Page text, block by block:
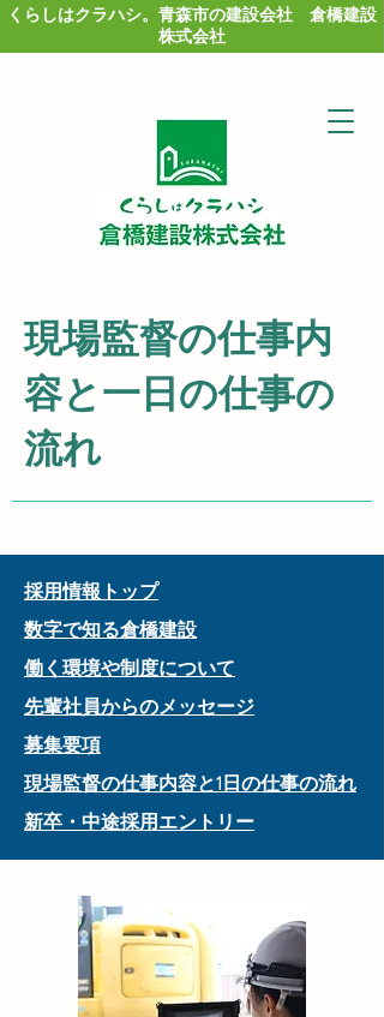
くらしはクラハシ。青森市の建設会社 倉橋建設
株式会社
現場監督の仕事内
容と一日の仕事の
流れ
​採用情報トップ
数字で知る倉橋建設
働く環境や制度について
先輩社員からのメッセージ
募集要項
現場監督の仕事内容と1日の仕事の流れ
新卒・中途採用エントリー